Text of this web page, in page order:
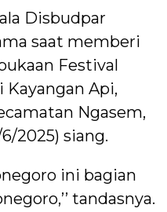
Disbudpar
saat memberi
Festival
Kayangan Api,
Ngasem,
2025) siang.
ini bagian
tandasnya.